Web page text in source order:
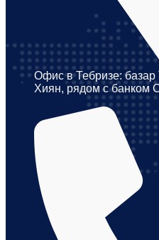
Офис в Тебризе: базар
Хиян, рядом с банком